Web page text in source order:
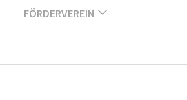
FÖRDERVEREIN